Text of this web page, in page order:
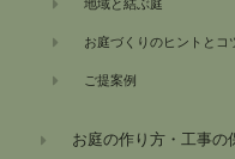
地域と結ぶ庭
お庭づくりのヒントとコ
ご提案例
お庭の作り方・工事の